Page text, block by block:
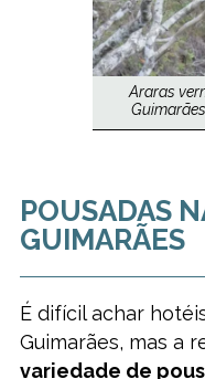
Araras
POUSADAS
GUIMARÃES
É difícil achar
Guimarães, mas a
variedade de